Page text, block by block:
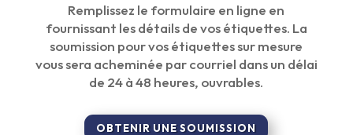
Remplissez le formulaire en ligne en
fournissant les détails de vos étiquettes. La
soumission pour vos étiquettes sur mesure
vous sera acheminée par courriel dans un délai
de 24 à 48 heures, ouvrables.
OBTENIR UNE SOUMISSION